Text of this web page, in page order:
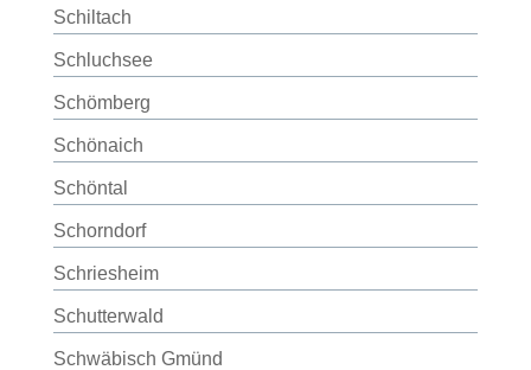
Schiltach
Schluchsee
Schömberg
Schönaich
Schöntal
Schorndorf
Schriesheim
Schutterwald
Schwäbisch Gmünd